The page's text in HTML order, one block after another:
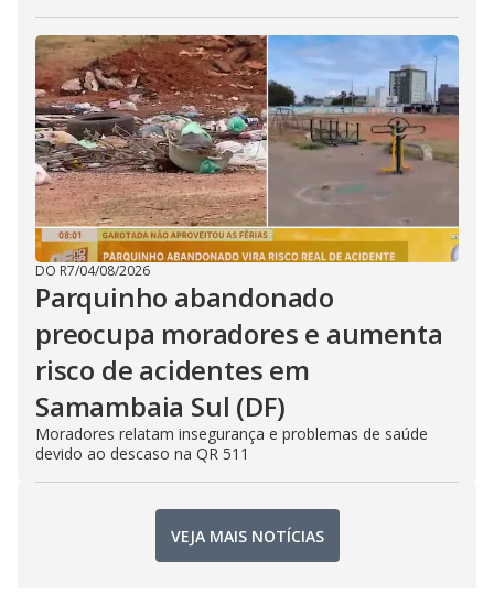
DO R7/04/08/2026
Parquinho abandonado
preocupa moradores e aumenta
risco de acidentes em
Samambaia Sul (DF)
Moradores relatam insegurança e problemas de saúde
devido ao descaso na QR 511
VEJA MAIS NOTÍCIAS